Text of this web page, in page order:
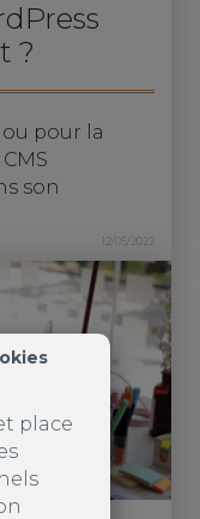
?
pour la
son
12/05/2022
place